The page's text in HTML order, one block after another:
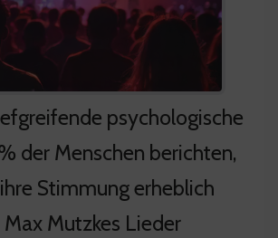
psychologische
der Menschen berichten,
Stimmung erheblich
Mutzkes Lieder